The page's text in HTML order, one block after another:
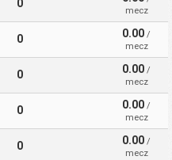
0
mecz
0 0.00 /
mecz
0 0.00 /
mecz
0 0.00 /
mecz
0 0.00 /
mecz